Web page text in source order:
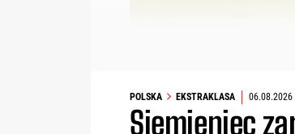
POLSKA EKSTRAKLASA 06.08.2026
Siemieniec